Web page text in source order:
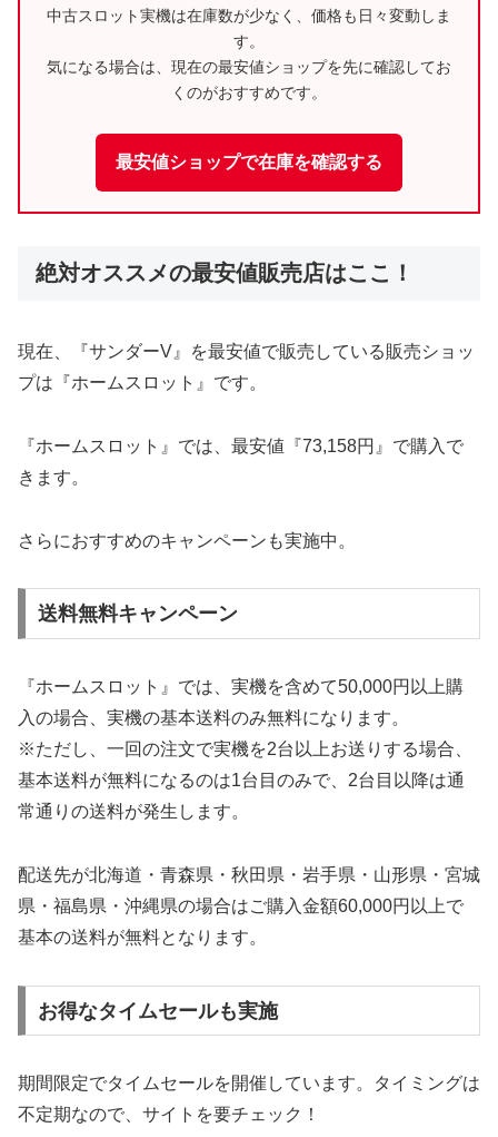
中古スロット実機は在庫数が少なく、価格も日々変動しま
す。
気になる場合は、現在の最安値ショップを先に確認してお
くのがおすすめです。
最安値ショップで在庫を確認する
絶対オススメの最安値販売店はここ！
現在、『サンダーV』を最安値で販売している販売ショッ
プは『ホームスロット』です。
『ホームスロット』では、最安値『73,158円』で購入で
きます。
さらにおすすめのキャンペーンも実施中。
送料無料キャンペーン
『ホームスロット』では、実機を含めて50,000円以上購
入の場合、実機の基本送料のみ無料になります。
※ただし、一回の注文で実機を2台以上お送りする場合、
基本送料が無料になるのは1台目のみで、2台目以降は通
常通りの送料が発生します。
配送先が北海道・青森県・秋田県・岩手県・山形県・宮城
県・福島県・沖縄県の場合はご購入金額60,000円以上で
基本の送料が無料となります。
お得なタイムセールも実施
期間限定でタイムセールを開催しています。タイミングは
不定期なので、サイトを要チェック！